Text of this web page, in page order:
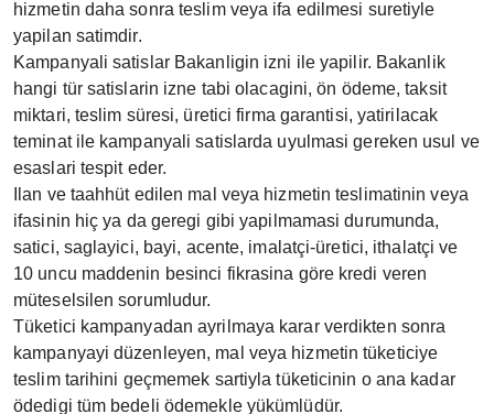
hizmetin daha sonra teslim veya ifa edilmesi suretiyle
yapilan satimdir.
Kampanyali satislar Bakanligin izni ile yapilir. Bakanlik
hangi tür satislarin izne tabi olacagini, ön ödeme, taksit
miktari, teslim süresi, üretici firma garantisi, yatirilacak
teminat ile kampanyali satislarda uyulmasi gereken usul ve
esaslari tespit eder.
Ilan ve taahhüt edilen mal veya hizmetin teslimatinin veya
ifasinin hiç ya da geregi gibi yapilmamasi durumunda,
satici, saglayici, bayi, acente, imalatçi-üretici, ithalatçi ve
10 uncu maddenin besinci fikrasina göre kredi veren
müteselsilen sorumludur.
Tüketici kampanyadan ayrilmaya karar verdikten sonra
kampanyayi düzenleyen, mal veya hizmetin tüketiciye
teslim tarihini geçmemek sartiyla tüketicinin o ana kadar
ödedigi tüm bedeli ödemekle yükümlüdür.